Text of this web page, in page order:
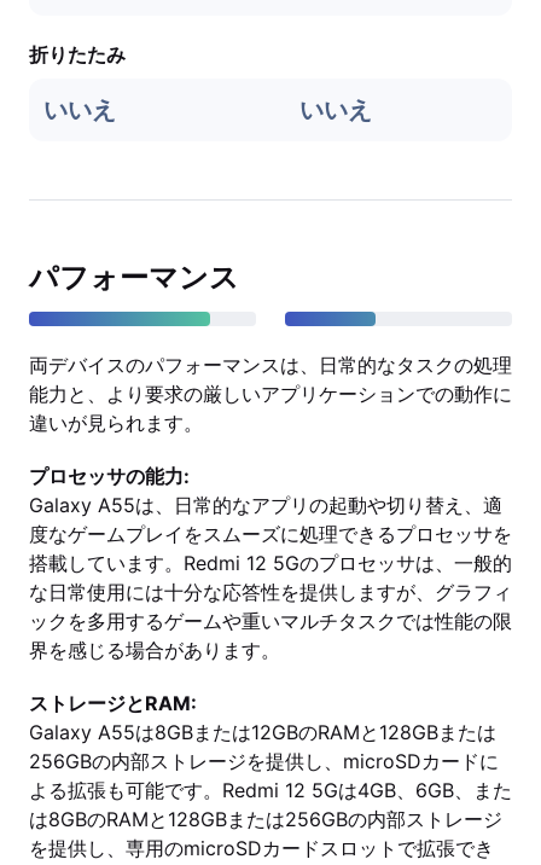
折りたたみ
いいえ いいえ
パフォーマンス
両デバイスのパフォーマンスは、日常的なタスクの処理
能力と、より要求の厳しいアプリケーションでの動作に
違いが見られます。
プロセッサの能力:
Galaxy A55は、日常的なアプリの起動や切り替え、適
度なゲームプレイをスムーズに処理できるプロセッサを
搭載しています。Redmi 12 5Gのプロセッサは、一般的
な日常使用には十分な応答性を提供しますが、グラフィ
ックを多用するゲームや重いマルチタスクでは性能の限
界を感じる場合があります。
ストレージとRAM:
Galaxy A55は8GBまたは12GBのRAMと128GBまたは
256GBの内部ストレージを提供し、microSDカードに
よる拡張も可能です。Redmi 12 5Gは4GB、6GB、また
は8GBのRAMと128GBまたは256GBの内部ストレージ
を提供し、専用のmicroSDカードスロットで拡張でき